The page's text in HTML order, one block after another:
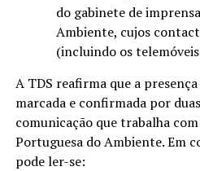
do gabinete de
Ambiente, cujos
(incluindo os telemóveis
A TDS reafirma que a
marcada e confirmada por
comunicação que trabalha
Portuguesa do Ambiente. Em
pode ler-se: